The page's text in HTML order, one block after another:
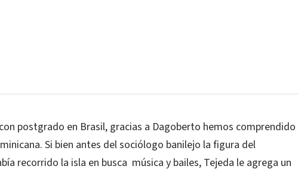
postgrado en Brasil, gracias a Dagoberto hemos comprendido
Si bien antes del sociólogo banilejo la figura del
recorrido la isla en busca música y bailes, Tejeda le agrega un